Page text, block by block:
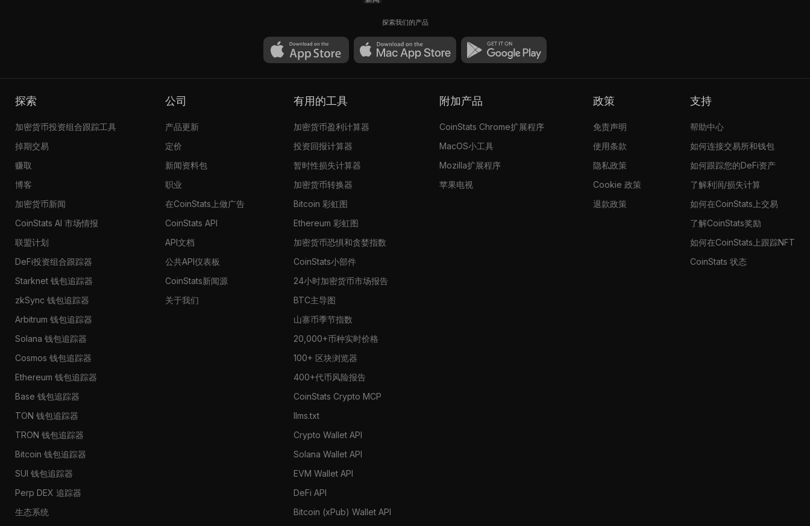
探索我们的产品
探索
加密货币投资组合跟踪工具
掉期交易
赚取
博客
加密货币新闻
CoinStats AI 市场情报
联盟计划
DeFi投资组合跟踪器
Starknet 钱包追踪器
zkSync 钱包追踪器
Arbitrum 钱包追踪器
Solana 钱包追踪器
Cosmos 钱包追踪器
Ethereum 钱包追踪器
Base 钱包追踪器
TON 钱包追踪器
TRON 钱包追踪器
Bitcoin 钱包追踪器
SUI 钱包追踪器
Perp DEX 追踪器
生态系统
公司
产品更新
定价
新闻资料包
职业
在CoinStats上做广告
CoinStats API
API文档
公共API仪表板
CoinStats新闻源
关于我们
有用的工具
加密货币盈利计算器
投资回报计算器
暂时性损失计算器
加密货币转换器
Bitcoin 彩虹图
Ethereum 彩虹图
加密货币恐惧和贪婪指数
CoinStats小部件
24小时加密货币市场报告
BTC主导图
山寨币季节指数
20,000+币种实时价格
100+ 区块浏览器
400+代币风险报告
CoinStats Crypto MCP
llms.txt
Crypto Wallet API
Solana Wallet API
EVM Wallet API
DeFi API
Bitcoin (xPub) Wallet API
附加产品
CoinStats Chrome扩展程序
MacOS小工具
Mozilla扩展程序
苹果电视
政策
免责声明
使用条款
隐私政策
Cookie 政策
退款政策
支持
帮助中心
如何连接交易所和钱包
如何跟踪您的DeFi资产
了解利润/损失计算
如何在CoinStats上交易
了解CoinStats奖励
如何在CoinStats上跟踪NFT
CoinStats 状态